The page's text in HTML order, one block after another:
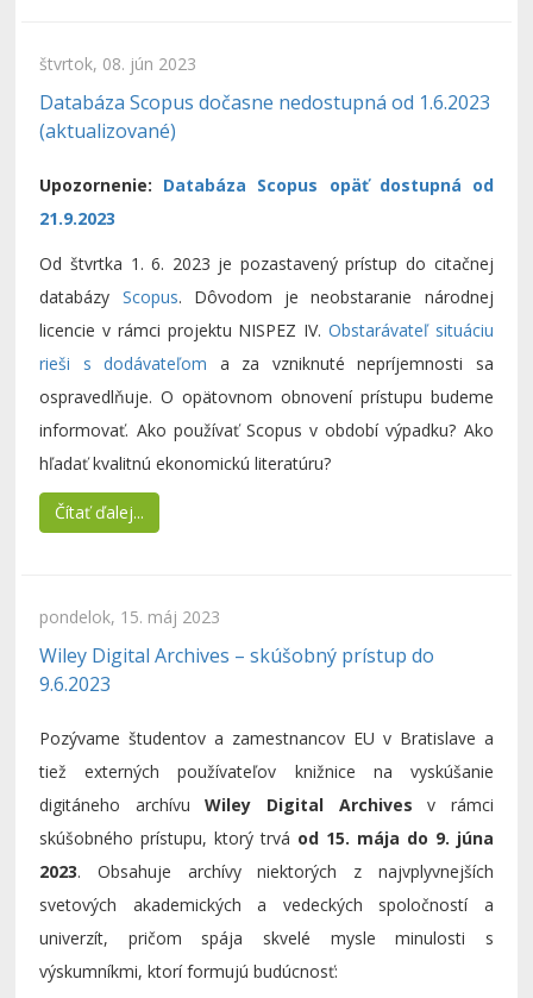
štvrtok, 08. jún 2023
Databáza Scopus dočasne nedostupná od 1.6.2023
(aktualizované)
Upozornenie: Databáza Scopus opäť dostupná od
21.9.2023
Od štvrtka 1. 6. 2023 je pozastavený prístup do citačnej
databázy Scopus. Dôvodom je neobstaranie národnej
licencie v rámci projektu NISPEZ IV. Obstarávateľ situáciu
rieši s dodávateľom a za vzniknuté nepríjemnosti sa
ospravedlňuje. O opätovnom obnovení prístupu budeme
informovať. Ako používať Scopus v období výpadku? Ako
hľadať kvalitnú ekonomickú literatúru?
Čítať ďalej...
pondelok, 15. máj 2023
Wiley Digital Archives – skúšobný prístup do
9.6.2023
Pozývame študentov a zamestnancov EU v Bratislave a
tiež externých používateľov knižnice na vyskúšanie
digitáneho archívuWiley Digital Archives v rámci
skúšobného prístupu, ktorý trvá od 15. mája do 9. júna
2023. Obsahuje archívy niektorých z najvplyvnejších
svetových akademických a vedeckých spoločností a
univerzít, pričom spája skvelé mysle minulosti s
výskumníkmi, ktorí formujú budúcnosť: